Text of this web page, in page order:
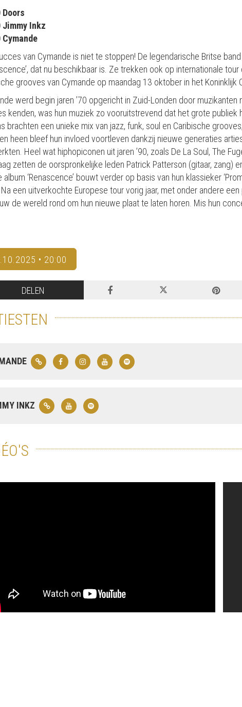
Doors
Jimmy Inkz
Cymande
van Cymande is niet te stoppen! De legendarische Britse
dat nu beschikbaar is. Ze trekken ook op internationale
grooves van Cymande op maandag 13 oktober in het Koninklijk
werd begin jaren ’70 opgericht in Zuid-Londen door
kenden, was hun muziek zo vooruitstrevend dat het grote
brachten een unieke mix van jazz, funk, soul en Caribische
heen bleef hun invloed voortleven dankzij nieuwe generaties
Heel wat hiphopiconen uit jaren ’90, zoals De La Soul, The
zetten de oorspronkelijke leden Patrick Patterson (gitaar, zang)
album ‘Renascence’ bouwt verder op basis van hun klassieker
een uitverkochte Europese tour vorig jaar, met onder andere
de wereld rond om hun nieuwe plaat te laten horen. Mis hun
• 20:00
DELEN
INKZ